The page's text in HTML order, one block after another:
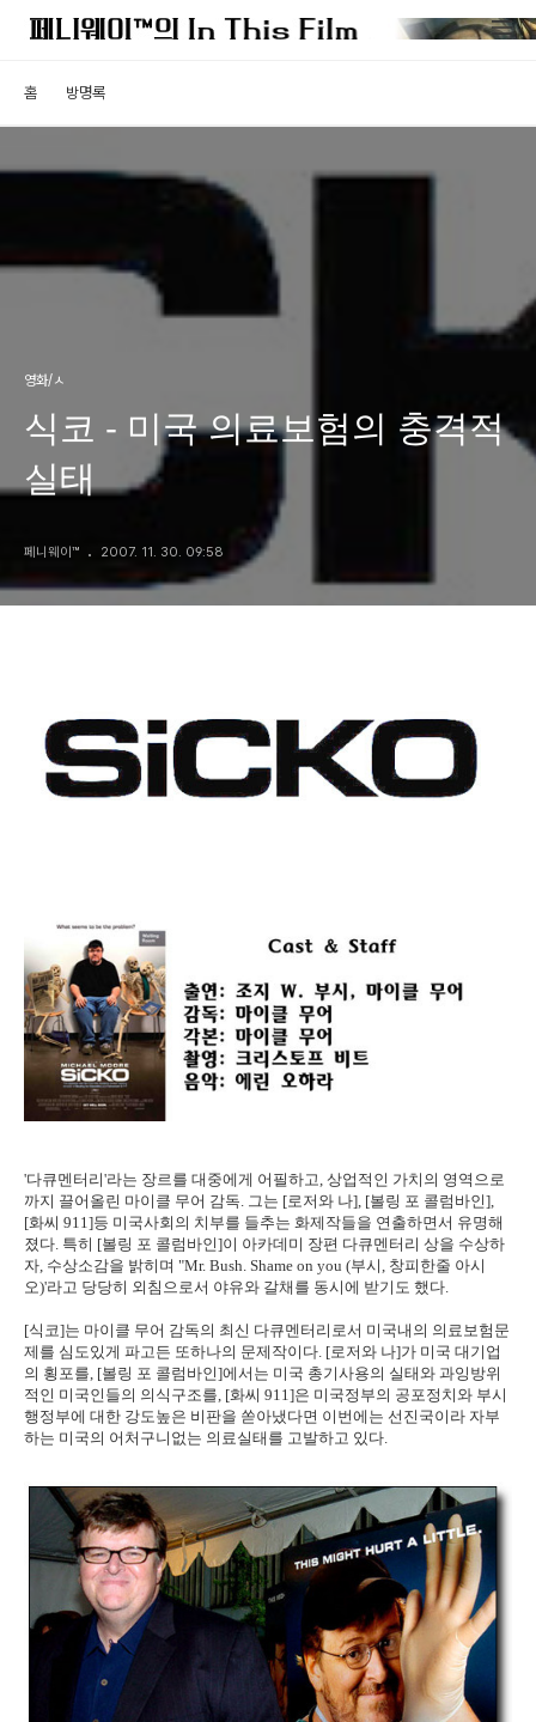
홈 방명록
영화/ㅅ
식코 - 미국 의료보험의 충격적
실태
페니웨이™ 2007. 11. 30. 09:58
'다큐멘터리'라는 장르를 대중에게 어필하고, 상업적인 가치의 영역으로
까지 끌어올린 마이클 무어 감독. 그는 [로저와 나], [볼링 포 콜럼바인],
[화씨 911]등 미국사회의 치부를 들추는 화제작들을 연출하면서 유명해
졌다. 특히 [볼링 포 콜럼바인]이 아카데미 장편 다큐멘터리 상을 수상하
자, 수상소감을 밝히며 "Mr. Bush. Shame on you (부시, 창피한줄 아시
오)'라고 당당히 외침으로서 야유와 갈채를 동시에 받기도 했다.
[식코]는 마이클 무어 감독의 최신 다큐멘터리로서 미국내의 의료보험문
제를 심도있게 파고든 또하나의 문제작이다. [로저와 나]가 미국 대기업
의 횡포를, [볼링 포 콜럼바인]에서는 미국 총기사용의 실태와 과잉방위
적인 미국인들의 의식구조를, [화씨 911]은 미국정부의 공포정치와 부시
행정부에 대한 강도높은 비판을 쏟아냈다면 이번에는 선진국이라 자부
하는 미국의 어처구니없는 의료실태를 고발하고 있다.